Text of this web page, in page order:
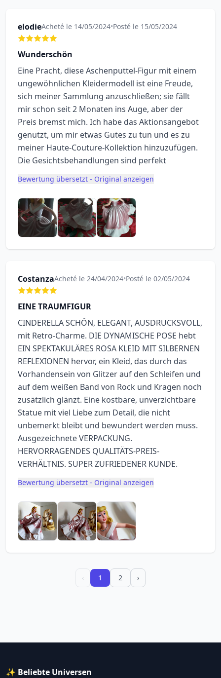
elodieAcheté le 14/05/2024•Posté le 15/05/2024
Wunderschön
Eine Pracht, diese Aschenputtel-Figur mit einem
ungewöhnlichen Kleidermodell ist eine Freude,
sich meiner Sammlung anzuschließen; sie fällt
mir schon seit 2 Monaten ins Auge, aber der
Preis bremst mich. Ich habe das Aktionsangebot
genutzt, um mir etwas Gutes zu tun und es zu
meiner Haute-Couture-Kollektion hinzuzufügen.
Die Gesichtsbehandlungen sind perfekt
Bewertung übersetzt - Original anzeigen
CostanzaAcheté le 24/04/2024•Posté le 02/05/2024
EINE TRAUMFIGUR
CINDERELLA SCHÖN, ELEGANT, AUSDRUCKSVOLL,
mit Retro-Charme. DIE DYNAMISCHE POSE hebt
EIN SPEKTAKULÄRES ROSA KLEID MIT SILBERNEN
REFLEXIONEN hervor, ein Kleid, das durch das
Vorhandensein von Glitzer auf den Schleifen und
auf dem weißen Band von Rock und Kragen noch
zusätzlich glänzt. Eine kostbare, unverzichtbare
Statue mit viel Liebe zum Detail, die nicht
unbemerkt bleibt und bewundert werden muss.
Ausgezeichnete VERPACKUNG.
HERVORRAGENDES QUALITÄTS-PREIS-
VERHÄLTNIS. SUPER ZUFRIEDENER KUNDE.
Bewertung übersetzt - Original anzeigen
‹ 1 2 ›
✨ Beliebte Universen